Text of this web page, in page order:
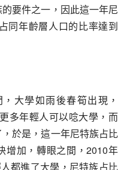
要件之一，因此這一年尼
同年齡層人口的比率達到
大學如雨後春筍出現，
多年輕人可以唸大學，而
於是，這一年尼特族占比
增加，轉眼之間，2010年
都進了大學，尼特族占比